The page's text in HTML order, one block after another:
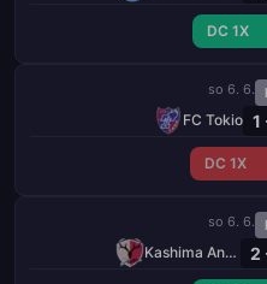
DC 1X
so 6. 6.
FC Tokio 1
DC 1X
so 6. 6.
Kashima Antlers 2